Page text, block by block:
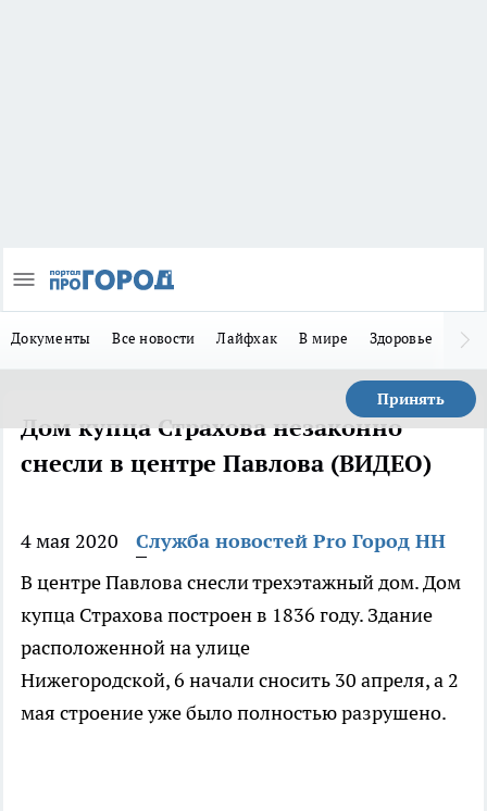
Документы Все новости Лайфхак В мире Здоровье
Принять
Дом купца Страхова незаконно
снесли в центре Павлова (ВИДЕО)
4 мая 2020
Служба новостей Pro Город НН
В центре Павлова снесли трехэтажный дом. Дом
купца Страхова построен в 1836 году. Здание
расположенной на улице
Нижегородской, 6 начали сносить 30 апреля, а 2
мая строение уже было полностью разрушено.